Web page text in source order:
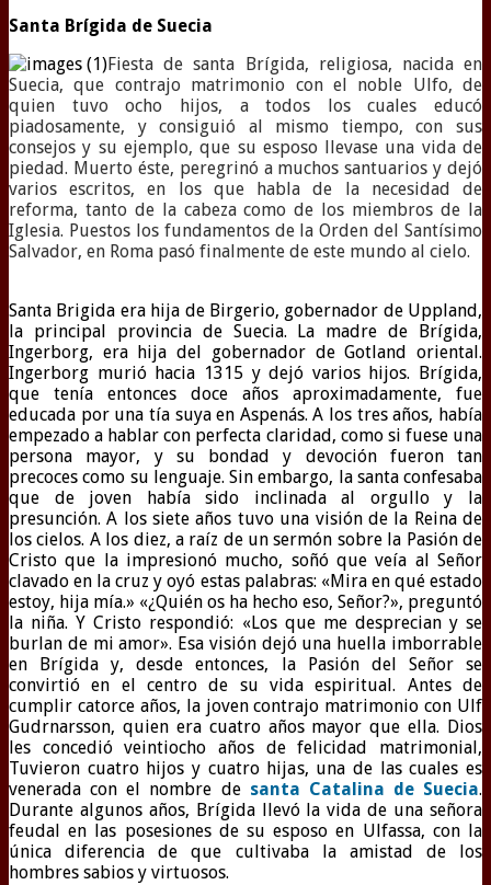
Santa Brígida de Suecia
Fiesta de santa Brígida, religiosa, nacida en
Suecia, que contrajo matrimonio con el noble Ulfo, de
quien tuvo ocho hijos, a todos los cuales educó
piadosamente, y consiguió al mismo tiempo, con sus
consejos y su ejemplo, que su esposo llevase una vida de
piedad. Muerto éste, peregrinó a muchos santuarios y dejó
varios escritos, en los que habla de la necesidad de
reforma, tanto de la cabeza como de los miembros de la
Iglesia. Puestos los fundamentos de la Orden del Santísimo
Salvador, en Roma pasó finalmente de este mundo al cielo.
Santa Brigida era hija de Birgerio, gobernador de Uppland,
la principal provincia de Suecia. La madre de Brígida,
Ingerborg, era hija del gobernador de Gotland oriental.
Ingerborg murió hacia 1315 y dejó varios hijos. Brígida,
que tenía entonces doce años aproximadamente, fue
educada por una tía suya en Aspenás. A los tres años, había
empezado a hablar con perfecta claridad, como si fuese una
persona mayor, y su bondad y devoción fueron tan
precoces como su lenguaje. Sin embargo, la santa confesaba
que de joven había sido inclinada al orgullo y la
presunción. A los siete años tuvo una visión de la Reina de
los cielos. A los diez, a raíz de un sermón sobre la Pasión de
Cristo que la impresionó mucho, soñó que veía al Señor
clavado en la cruz y oyó estas palabras: «Mira en qué estado
estoy, hija mía.» «¿Quién os ha hecho eso, Señor?», preguntó
la niña. Y Cristo respondió: «Los que me desprecian y se
burlan de mi amor». Esa visión dejó una huella imborrable
en Brígida y, desde entonces, la Pasión del Señor se
convirtió en el centro de su vida espiritual. Antes de
cumplir catorce años, la joven contrajo matrimonio con Ulf
Gudrnarsson, quien era cuatro años mayor que ella. Dios
les concedió veintiocho años de felicidad matrimonial,
Tuvieron cuatro hijos y cuatro hijas, una de las cuales es
venerada con el nombre de santa Catalina de Suecia.
Durante algunos años, Brígida llevó la vida de una señora
feudal en las posesiones de su esposo en Ulfassa, con la
única diferencia de que cultivaba la amistad de los
hombres sabios y virtuosos.